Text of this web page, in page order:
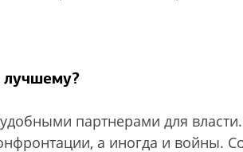
партнерами для
а иногда и войны.